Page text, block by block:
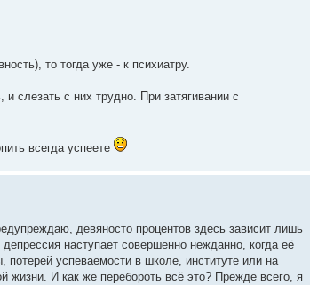
то тогда уже - к психиатру.
слезать с них трудно. При затягивании с
всегда успеете
девяносто процентов здесь зависит лишь
наступает совершенно нежданно, когда её
успеваемости в школе, институте или на
жизни. И как же перебороть всё это? Прежде всего, я